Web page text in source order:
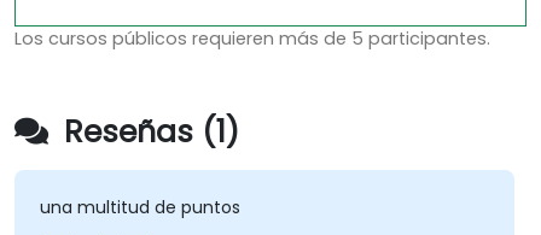
Los cursos públicos requieren más de 5 participantes.
Reseñas (1)
una multitud de puntos